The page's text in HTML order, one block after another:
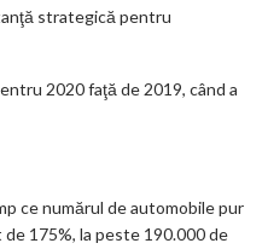
strategică pentru
2020 faţă de 2019, când a
ce numărul de automobile pur
175%, la peste 190.000 de